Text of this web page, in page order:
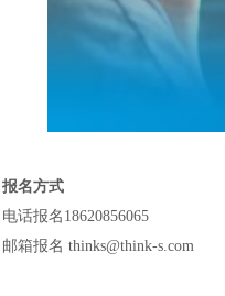
报名方式
电话报名 18620856065
邮箱报名 thinks@think-s.com